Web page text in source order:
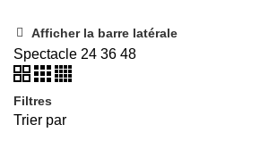
Afficher la barre latérale
Spectacle 24 36 48
Filtres
Trier par